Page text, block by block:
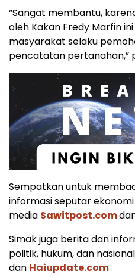
“Sangat membantu,
oleh Kakan Fredy Marfin
masyarakat selaku
pencatatan pertanahan,”
Sempatkan untuk
informasi seputar
media Sawitpost.com
Simak juga berita dan
politik, hukum, dan
dan Haiupdate.com